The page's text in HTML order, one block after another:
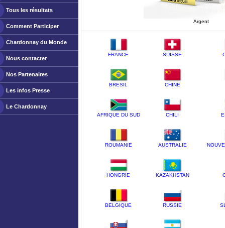
Tous les résultats
Comment Participer
Chardonnay du Monde
Nous contacter
Nos Partenaires
Les infos Presse
Le Chardonnay
Argent
FRANCE SUISSE
BRESIL CHINE
AFRIQUE DU SUD CHILI
ROUMANIE AUSTRALIE
HONGRIE KAZAKHSTAN
BELGIQUE RUSSIE